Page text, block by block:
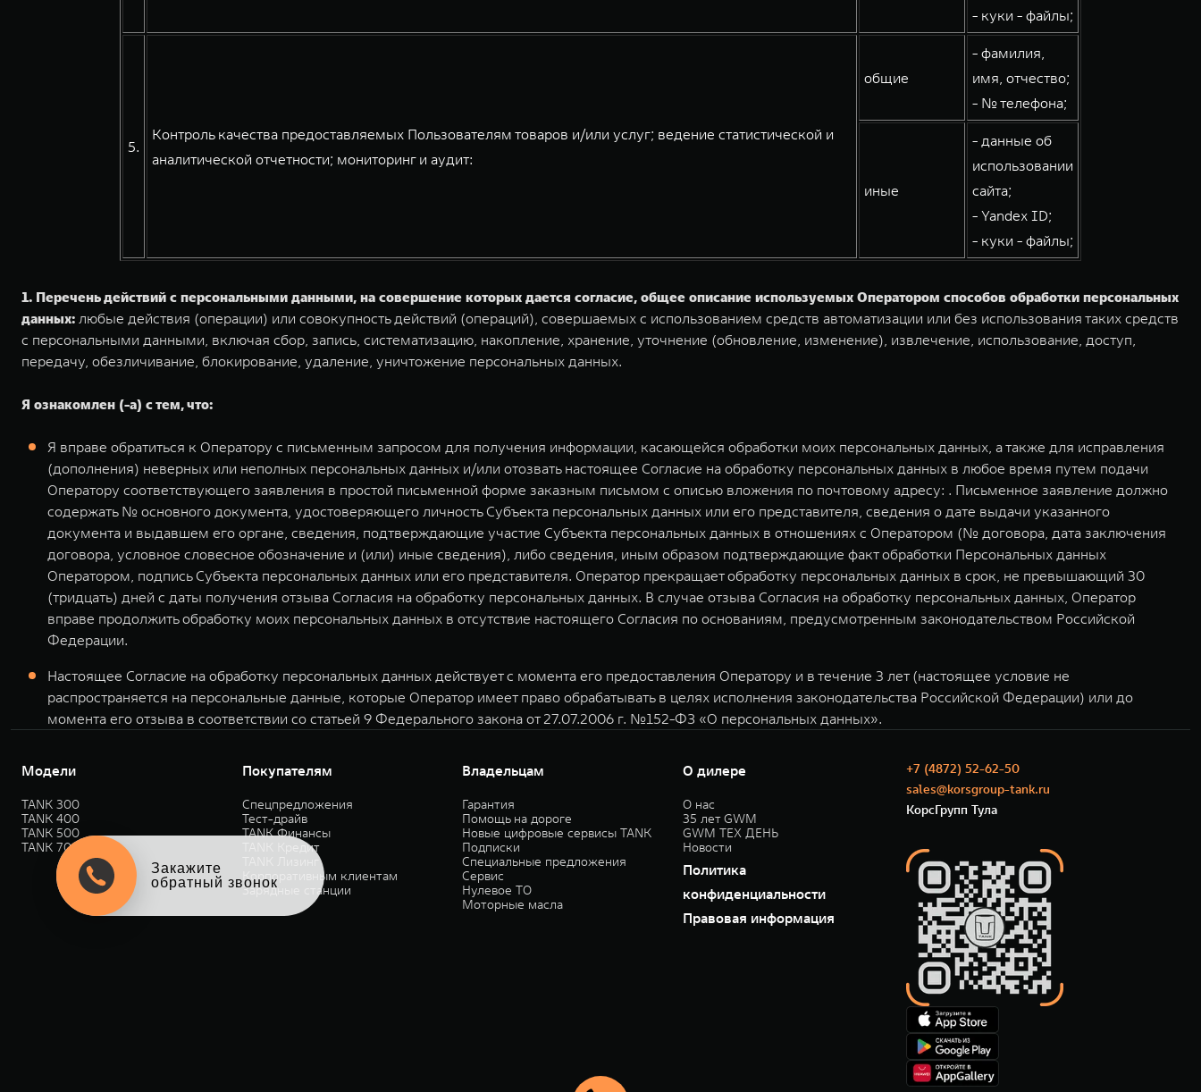
- куки - файлы;
5.
Контроль качества предоставляемых Пользователям товаров и/или услуг; ведение статистической и
аналитической отчетности; мониторинг и аудит:
общие
- фамилия,
имя, отчество;
- № телефона;
иные
- данные об
использовании
сайта;
- Yandex ID;
- куки - файлы;
1. Перечень действий с персональными данными, на совершение которых дается согласие, общее описание используемых Оператором способов обработки персональных
данных: любые действия (операции) или совокупность действий (операций), совершаемых с использованием средств автоматизации или без использования таких средств
с персональными данными, включая сбор, запись, систематизацию, накопление, хранение, уточнение (обновление, изменение), извлечение, использование, доступ,
передачу, обезличивание, блокирование, удаление, уничтожение персональных данных.
Я ознакомлен (-а) с тем, что:
Я вправе обратиться к Оператору с письменным запросом для получения информации, касающейся обработки моих персональных данных, а также для исправления
(дополнения) неверных или неполных персональных данных и/или отозвать настоящее Согласие на обработку персональных данных в любое время путем подачи
Оператору соответствующего заявления в простой письменной форме заказным письмом с описью вложения по почтовому адресу: . Письменное заявление должно
содержать № основного документа, удостоверяющего личность Субъекта персональных данных или его представителя, сведения о дате выдачи указанного
документа и выдавшем его органе, сведения, подтверждающие участие Субъекта персональных данных в отношениях с Оператором (№ договора, дата заключения
договора, условное словесное обозначение и (или) иные сведения), либо сведения, иным образом подтверждающие факт обработки Персональных данных
Оператором, подпись Субъекта персональных данных или его представителя. Оператор прекращает обработку персональных данных в срок, не превышающий 30
(тридцать) дней с даты получения отзыва Согласия на обработку персональных данных. В случае отзыва Согласия на обработку персональных данных, Оператор
вправе продолжить обработку моих персональных данных в отсутствие настоящего Согласия по основаниям, предусмотренным законодательством Российской
Федерации.
Настоящее Согласие на обработку персональных данных действует с момента его предоставления Оператору и в течение 3 лет (настоящее условие не
распространяется на персональные данные, которые Оператор имеет право обрабатывать в целях исполнения законодательства Российской Федерации) или до
момента его отзыва в соответствии со статьей 9 Федерального закона от 27.07.2006 г. №152-ФЗ «О персональных данных».
Модели
TANK 300
TANK 400
TANK 500
TANK 700
Покупателям
Спецпредложения
Тест-драйв
TANK Финансы
TANK Кредит
TANK Лизинг
Корпоративным клиентам
Зарядные станции
Владельцам
Гарантия
Помощь на дороге
Новые цифровые сервисы TANK
Подписки
Специальные предложения
Сервис
Нулевое ТО
Моторные масла
О дилере
О нас
35 лет GWM
GWM ТЕХ ДЕНЬ
Новости
Политика
конфиденциальности
Правовая информация
+7 (4872) 52-62-50
sales@korsgroup-tank.ru
КорсГрупп Тула
Закажите
обратный звонок